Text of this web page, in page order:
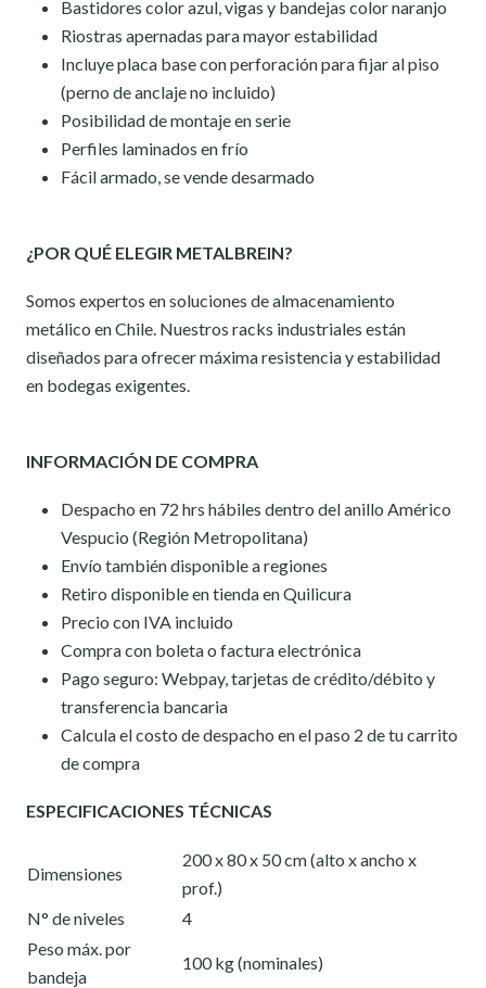
Bastidores color azul, vigas y bandejas color naranjo
Riostras apernadas para mayor estabilidad
Incluye placa base con perforación para fijar al piso
(perno de anclaje no incluido)
Posibilidad de montaje en serie
Perfiles laminados en frío
Fácil armado, se vende desarmado
¿POR QUÉ ELEGIR METALBREIN?
Somos expertos en soluciones de almacenamiento
metálico en Chile. Nuestros racks industriales están
diseñados para ofrecer máxima resistencia y estabilidad
en bodegas exigentes.
INFORMACIÓN DE COMPRA
Despacho en 72 hrs hábiles dentro del anillo Américo
Vespucio (Región Metropolitana)
Envío también disponible a regiones
Retiro disponible en tienda en Quilicura
Precio con IVA incluido
Compra con boleta o factura electrónica
Pago seguro: Webpay, tarjetas de crédito/débito y
transferencia bancaria
Calcula el costo de despacho en el paso 2 de tu carrito
de compra
ESPECIFICACIONES TÉCNICAS
Dimensiones
200 x 80 x 50 cm (alto x ancho x
prof.)
N° de niveles
4
Peso máx. por
bandeja
100 kg (nominales)